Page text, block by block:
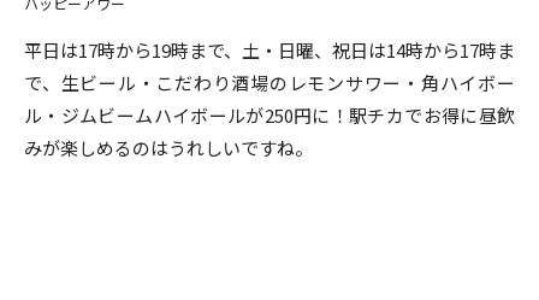
平日は17時から19時まで、土・日曜、祝日は14時から17時ま
で、生ビール・こだわり酒場のレモンサワー・角ハイボー
ル・ジムビームハイボールが250円に！駅チカでお得に昼飲
みが楽しめるのはうれしいですね。